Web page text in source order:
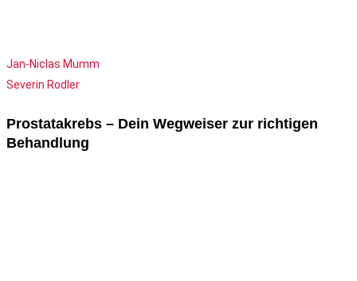
Jan-Niclas Mumm
Severin Rodler
Prostatakrebs – Dein Wegweiser zur richtigen
Behandlung